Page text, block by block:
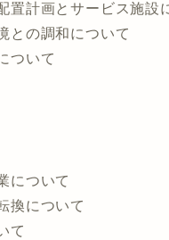
置計画とサービス施設
との調和について
ついて
について
換について
て